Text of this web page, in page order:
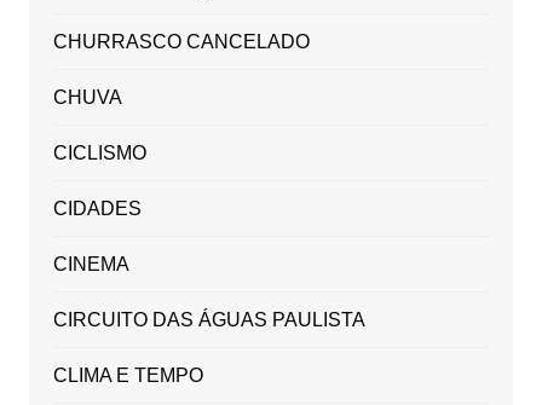
CHURRASCO CANCELADO
CHUVA
CICLISMO
CIDADES
CINEMA
CIRCUITO DAS ÁGUAS PAULISTA
CLIMA E TEMPO